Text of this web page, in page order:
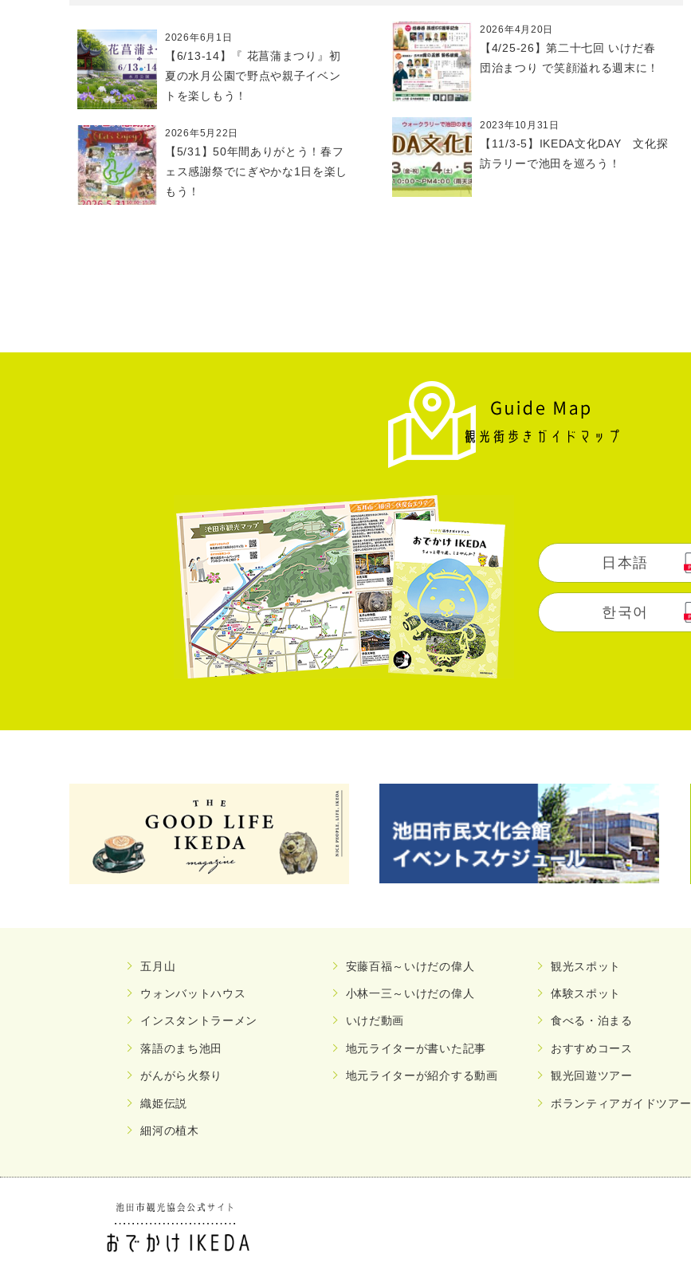
2026年6月1日
【6/13-14】『 花菖蒲まつり』初
夏の水月公園で野点や親子イベン
トを楽しもう！
2026年5月22日
【5/31】50年間ありがとう！春フ
ェス感謝祭でにぎやかな1日を楽し
もう！
2026年4月20日
【4/25-26】第二十七回 いけだ春
団治まつり で笑顔溢れる週末に！
2023年10月31日
【11/3-5】IKEDA文化DAY 文化探
訪ラリーで池田を巡ろう！
日本語
한국어
五月山
ウォンバットハウス
インスタントラーメン
落語のまち池田
がんがら火祭り
織姫伝説
細河の植木
安藤百福～いけだの偉人
小林一三～いけだの偉人
いけだ動画
地元ライターが書いた記事
地元ライターが紹介する動画
観光スポット
体験スポット
食べる・泊まる
おすすめコース
観光回遊ツアー
ボランティアガイドツアー